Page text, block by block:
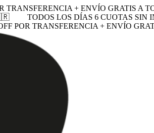
TRANSFERENCIA + ENVÍO GRATIS A
TODOS LOS DÍAS 6 CUOTAS SIN
POR TRANSFERENCIA + ENVÍO